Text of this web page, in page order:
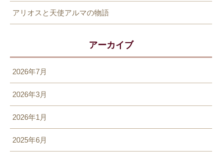
アリオスと天使アルマの物語
アーカイブ
2026年7月
2026年3月
2026年1月
2025年6月